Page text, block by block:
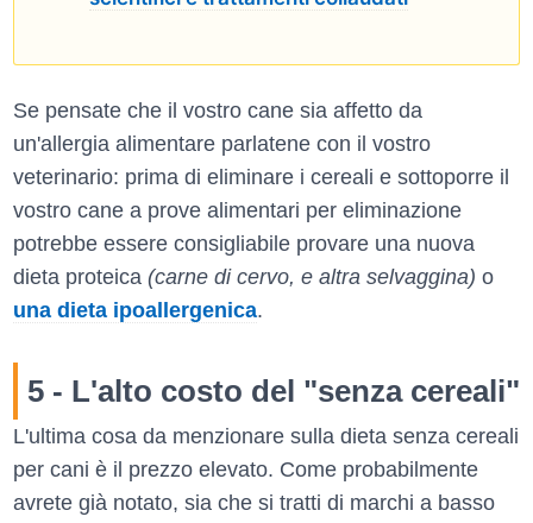
Se pensate che il vostro cane sia affetto da
un'allergia alimentare parlatene con il vostro
veterinario: prima di eliminare i cereali e sottoporre il
vostro cane a prove alimentari per eliminazione
potrebbe essere consigliabile provare una nuova
dieta proteica (carne di cervo, e altra selvaggina) o
una dieta ipoallergenica.
5 - L'alto costo del "senza cereali"
L'ultima cosa da menzionare sulla dieta senza cereali
per cani è il prezzo elevato. Come probabilmente
avrete già notato, sia che si tratti di marchi a basso